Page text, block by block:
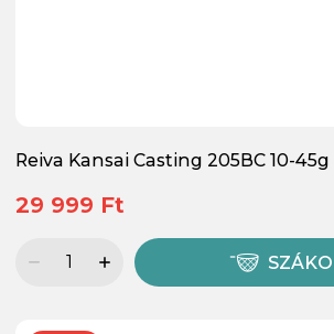
Reiva Kansai Casting 205BC 10-45g
29 999 Ft